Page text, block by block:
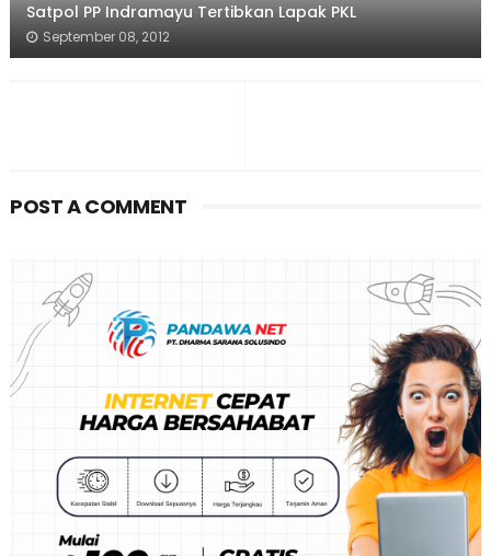
Satpol PP Indramayu Tertibkan Lapak PKL
September 08, 2012
POST A COMMENT